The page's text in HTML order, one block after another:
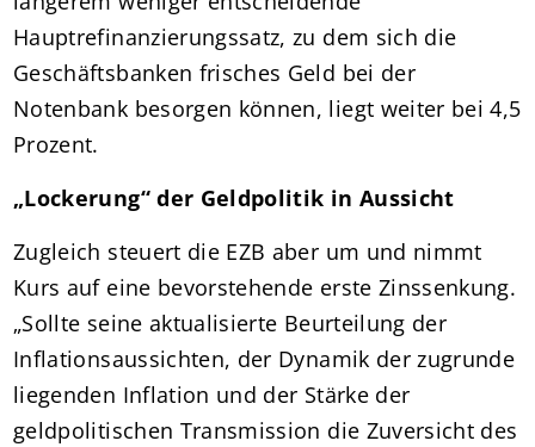
Hauptrefinanzierungssatz, zu dem sich die
Geschäftsbanken frisches Geld bei der
Notenbank besorgen können, liegt weiter bei 4,5
Prozent.
„Lockerung“ der Geldpolitik in Aussicht
Zugleich steuert die EZB aber um und nimmt
Kurs auf eine bevorstehende erste Zinssenkung.
„Sollte seine aktualisierte Beurteilung der
Inflationsaussichten, der Dynamik der zugrunde
liegenden Inflation und der Stärke der
geldpolitischen Transmission die Zuversicht des